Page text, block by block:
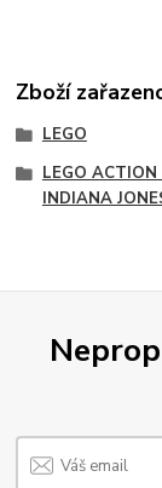
Zboží
LEGO
LEGO
INDIANA